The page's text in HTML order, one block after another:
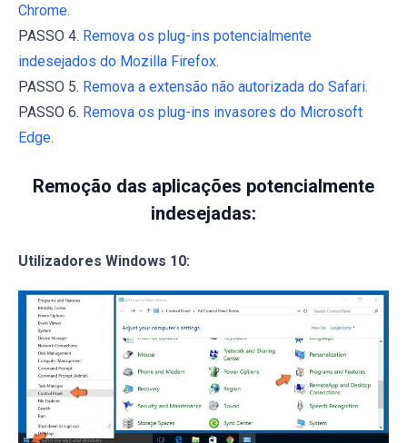
Chrome.
PASSO 4. Remova os plug-ins potencialmente
indesejados do Mozilla Firefox.
PASSO 5. Remova a extensão não autorizada do Safari.
PASSO 6. Remova os plug-ins invasores do Microsoft
Edge.
Remoção das aplicações potencialmente
indesejadas:
Utilizadores Windows 10: